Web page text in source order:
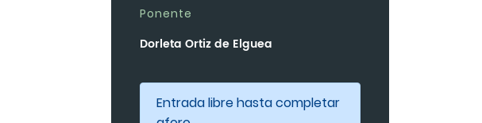
Ponente
Dorleta Ortiz de Elguea
Entrada libre hasta completar